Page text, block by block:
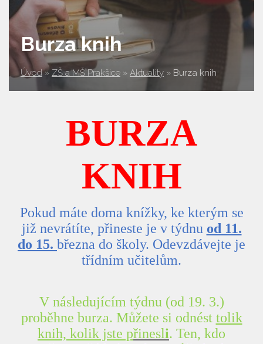
Burza knih
Úvod » ZŠ a MŠ Prakšice » Aktuality » Burza knih
BURZA
KNIH
Pokud máte doma knížky, ke kterým se
již nevrátíte, přineste je v týdnu od 11.
do 15. března do školy. Odevzdávejte je
třídním učitelům.
V následujícím týdnu (od 19. 3.)
proběhne burza. Můžete si odnést tolik
knih, kolik jste přinesli. Ten, kdo